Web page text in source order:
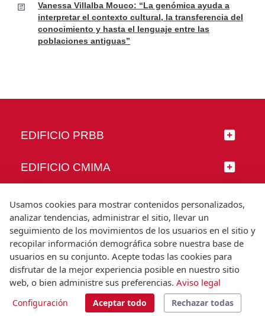
Vanessa Villalba Mouco: “La genómica ayuda a
interpretar el contexto cultural, la transferencia del
conocimiento y hasta el lenguaje entre las
poblaciones antiguas”
EDIFICIO PRBB
EDIFICIO CMIMA
SÍGUENOS
© Universitat Pompeu Fabra
Barcelona
T.(+34) 93 542 20 00
Usamos cookies para mostrar contenidos personalizados,
analizar tendencias, administrar el sitio, llevar un
seguimiento de los movimientos de los usuarios en el sitio y
recopilar información demográfica sobre nuestra base de
usuarios en su conjunto. Acepte todas las cookies para
disfrutar de la mejor experiencia posible en nuestro sitio
web, o bien administre sus preferencias. Aviso legal
Configuración Aceptar todo Rechazar todas